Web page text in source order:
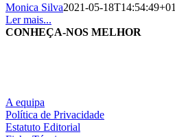
Monica Silva2021-05-
Ler mais...
CONHEÇA-NOS MELHOR
A equipa
Política de Privacidade
Estatuto Editorial